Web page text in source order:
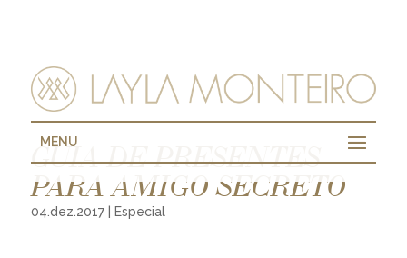
MENU
GUIA DE PRESENTES
PARA AMIGO SECRETO
04.dez.2017| Especial